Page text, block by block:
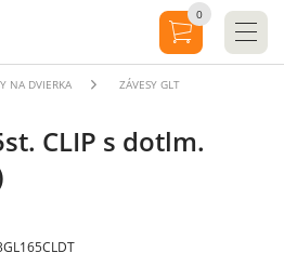
NA DVIERKA ZÁVESY GLT
CLIP s dotlm.
0